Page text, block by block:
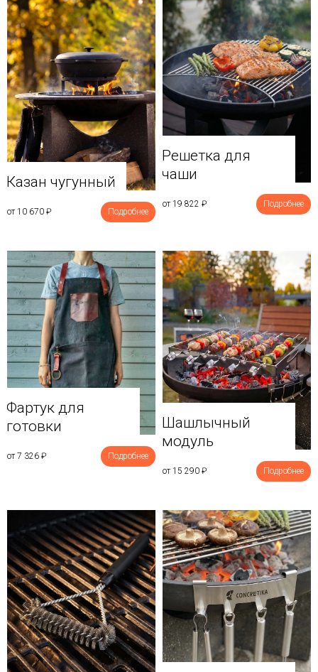
Казан чугунный
от 10 670 ₽ Подробнее
Решетка для
чаши
от 19 822 ₽ Подробнее
Фартук для
готовки
от 7 326 ₽ Подробнее
Шашлычный
модуль
от 15 290 ₽ Подробнее